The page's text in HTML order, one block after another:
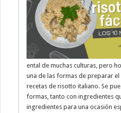
ental de muchas culturas, pero
una de las formas de preparar
recetas de risotto italiano. Se
formas, tanto con ingredientes
ingredientes para una ocasión